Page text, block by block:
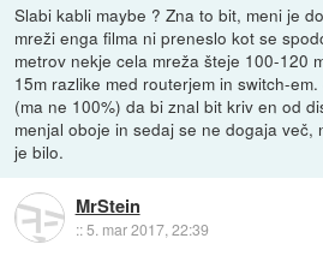
Slabi kabli maybe ? Zna to bit, meni je
mreži enga filma ni preneslo kot se
metrov nekje cela mreža šteje 100-120
15m razlike med routerjem in switch-
(ma ne 100%) da bi znal bit kriv en od
menjal oboje in sedaj se ne dogaja več,
je bilo.
MrStein
::5. mar 2017, 22:39